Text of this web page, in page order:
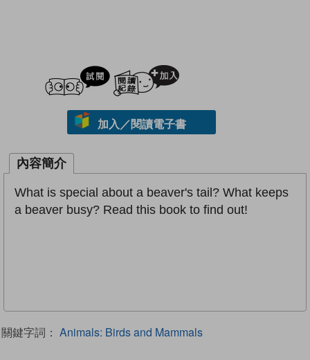
試閲
加入／閱讀電子書
內容簡介
What is special about a beaver's tail? What keeps
a beaver busy? Read this book to find out!
關鍵字詞： Animals: Birds and Mammals